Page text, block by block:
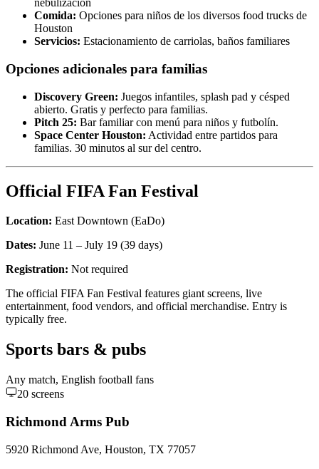
nebulización
Comida: Opciones para niños de los diversos food trucks de
Houston
Servicios: Estacionamiento de carriolas, baños familiares
Opciones adicionales para familias
Discovery Green: Juegos infantiles, splash pad y césped
abierto. Gratis y perfecto para familias.
Pitch 25: Bar familiar con menú para niños y futbolín.
Space Center Houston: Actividad entre partidos para
familias. 30 minutos al sur del centro.
Official FIFA Fan Festival
Location: East Downtown (EaDo)
Dates: June 11 – July 19 (39 days)
Registration: Not required
The official FIFA Fan Festival features giant screens, live
entertainment, food vendors, and official merchandise. Entry is
typically free.
Sports bars & pubs
Any match, English football fans
20 screens
Richmond Arms Pub
5920 Richmond Ave, Houston, TX 77057